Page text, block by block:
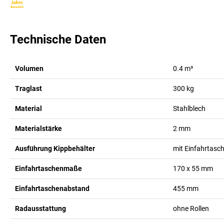
Technische Daten
Volumen 0.4 m³
Traglast 300 kg
Material Stahlblech
Materialstärke 2 mm
Ausführung Kippbehälter mit
Einfahrtaschenmaße 170 x 55 mm
Einfahrtaschenabstand 455 mm
Radausstattung ohne Rollen